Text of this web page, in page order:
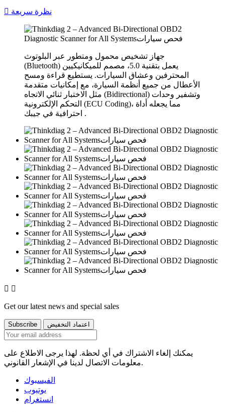
 نظرة سريعة
جهاز تشخيص محمول ومتطور عبر البلوتوث
(Bluetooth) يعمل بتقنية 5.0، مصمم للميكانيكيين
المحترفين وعشاق السيارات. يستطيع قراءة ومسح
الأعطال من جميع أنظمة السيارة، مع إمكانيات متقدمة
مثل الاختبار ثنائي الاتجاه (Bidirectional) وتشفير وحدات
التحكم الإلكترونية (ECU Coding)، مما يجعله أداة
احترافية في جيبك .
 
Get our latest news and special sales
يمكنك إلغاء الاشتراك في أي لحظة. لهذا يرجى الاطلاع على
معلومات الاتصال لدينا في الإشعار القانوني.
الفيسبوك
يوتيوب
انستغرام